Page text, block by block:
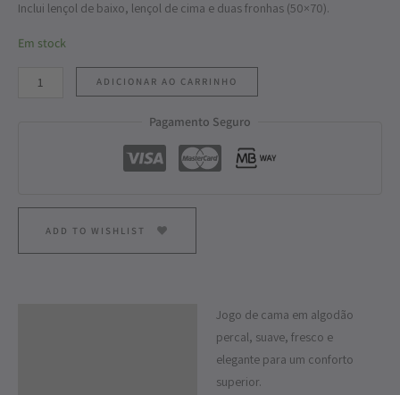
Inclui lençol de baixo, lençol de cima e duas fronhas (50×70).
Em stock
ADICIONAR AO CARRINHO
Pagamento Seguro
ADD TO WISHLIST
Jogo de cama em algodão
percal, suave, fresco e
elegante para um conforto
superior.